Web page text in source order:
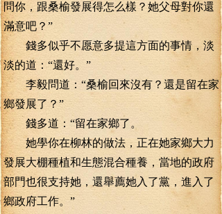
問你，跟桑榆發展得怎么樣？她父母對你還
滿意吧？”
錢多似乎不愿意多提這方面的事情，淡
淡的道：“還好。”
李毅問道：“桑榆回來沒有？還是留在家
鄉發展了？”
錢多道：“留在家鄉了。
她學你在柳林的做法，正在她家鄉大力
發展大棚種植和生態混合種養，當地的政府
部門也很支持她，還舉薦她入了黨，進入了
鄉政府工作。”